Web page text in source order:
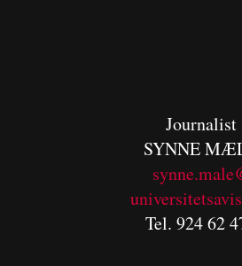
Journalist
SYNNE
Tel. 924 62